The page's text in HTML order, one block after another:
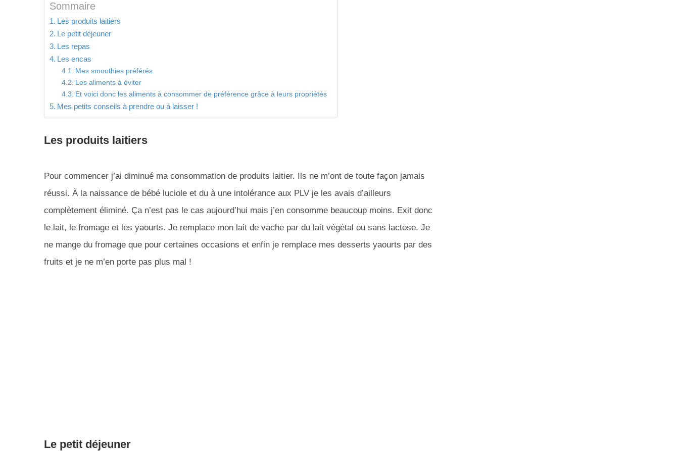
Sommaire
Les produits laitiers
Le petit déjeuner
Les repas
Les encas
Mes smoothies préférés
Les aliments à éviter
Et voici donc les aliments à consommer de préférence grâce à leurs propriétés
Mes petits conseils à prendre ou à laisser !
Les produits laitiers
Pour commencer j’ai diminué ma consommation de produits laitier. Ils ne m’ont de toute façon jamais
réussi. À la naissance de bébé luciole et du à une intolérance aux PLV je les avais d’ailleurs
complètement éliminé. Ça n’est pas le cas aujourd’hui mais j’en consomme beaucoup moins. Exit donc
le lait, le fromage et les yaourts. Je remplace mon lait de vache par du lait végétal ou sans lactose. Je
ne mange du fromage que pour certaines occasions et enfin je remplace mes desserts yaourts par des
fruits et je ne m’en porte pas plus mal !
Le petit déjeuner